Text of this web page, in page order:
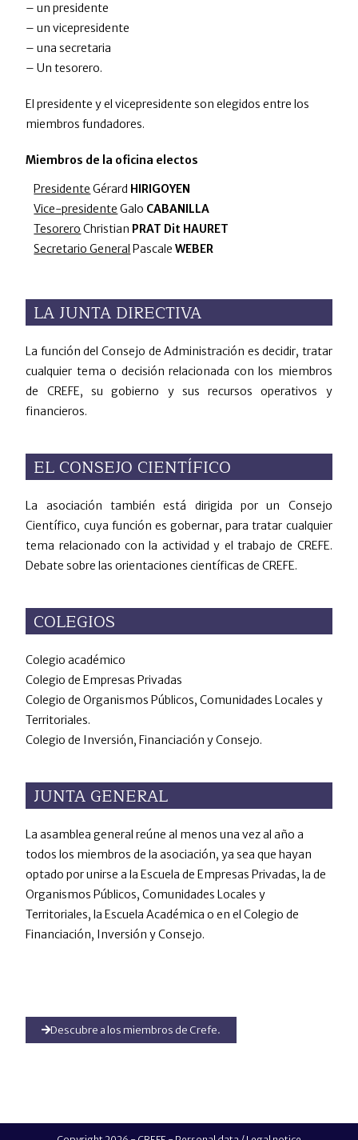
– un presidente
– un vicepresidente
– una secretaria
– Un tesorero.
El presidente y el vicepresidente son elegidos entre los
miembros fundadores.
Miembros de la oficina electos
Presidente Gérard HIRIGOYEN
Vice-presidente Galo CABANILLA
Tesorero Christian PRAT Dit HAURET
Secretario General PascaleWEBER
LA JUNTA DIRECTIVA
La función del Consejo de Administración es decidir, tratar
cualquier tema o decisión relacionada con los miembros
de CREFE, su gobierno y sus recursos operativos y
financieros.
EL CONSEJO CIENTÍFICO
La asociación también está dirigida por un Consejo
Científico, cuya función es gobernar, para tratar cualquier
tema relacionado con la actividad y el trabajo de CREFE.
Debate sobre las orientaciones científicas de CREFE.
COLEGIOS
Colegio académico
Colegio de Empresas Privadas
Colegio de Organismos Públicos, Comunidades Locales y
Territoriales.
Colegio de Inversión, Financiación y Consejo.
JUNTA GENERAL
La asamblea general reúne al menos una vez al año a
todos los miembros de la asociación, ya sea que hayan
optado por unirse a la Escuela de Empresas Privadas, la de
Organismos Públicos, Comunidades Locales y
Territoriales, la Escuela Académica o en el Colegio de
Financiación, Inversión y Consejo.
Descubre a los miembros de Crefe.